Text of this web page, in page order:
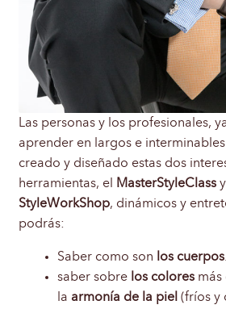
Las personas y los profesionales,
aprender en largos e
creado y diseñado estas dos
herramientas, el
MasterStyleClassy
StyleWorkShop, dinámicos y
podrás:
Saber como son los cuerpos.
saber sobre los coloresmás
la armonía de la piel (fríos y